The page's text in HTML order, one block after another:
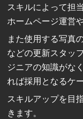
スキルによって担
ホームページ運営
また使用する写真
などの更新スタッ
ジニアの知識がな
れば採用となるケー
スキルアップを目
きます。